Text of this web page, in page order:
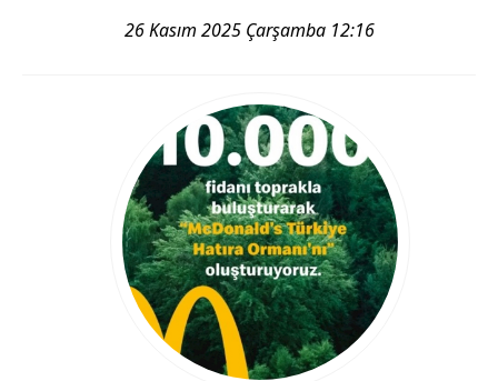
26 Kasım 2025 Çarşamba 12:16